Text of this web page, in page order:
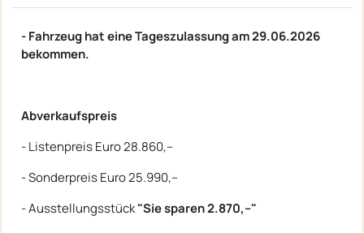
- Fahrzeug hat eine Tageszulassung am 29.06.2026
bekommen.
Abverkaufspreis
- Listenpreis Euro 28.860,--
- Sonderpreis Euro 25.990,--
- Ausstellungsstück"Sie sparen 2.870,--"